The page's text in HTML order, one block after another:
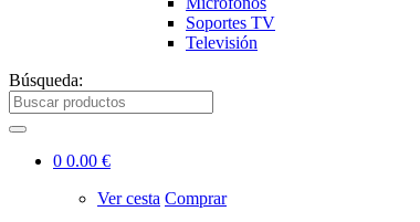
Soportes TV
Televisión
Búsqueda:
0 0.00 €
Ver cesta Comprar